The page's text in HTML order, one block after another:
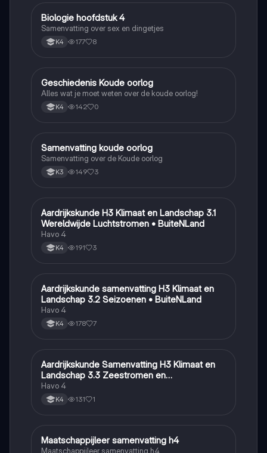
Biologie
Biologie hoofdstuk 4
Samenvatting over sex en dingetjes
K4 177 8
Geschiedenis
Geschiedenis Koude oorlog
Alles wat je moet weten over de koude oorlog!
K4 142 0
Geschiedenis
Samenvatting koude oorlog
Samenvatting over de Koude oorlog
K3 149 3
Aardrijkskunde
Aardrijkskunde H3 Klimaat en Landschap 3.1
Wereldwijde Luchtstromen • BuiteNLand
Havo 4
K4 191 3
Aardrijkskunde
Aardrijkskunde samenvatting H3 Klimaat en
Landschap 3.2 Seizoenen • BuiteNLand
Havo 4
K4 178 7
Aardrijkskunde
Aardrijkskunde Samenvatting H3 Klimaat en
Landschap 3.3 Zeestromen en
Klimaatgebieden • BuiteNLand
Havo 4
K4 131 1
Maatschappijleer
Maatschappijleer samenvatting h4
Maatschappijleer samenvatting h4